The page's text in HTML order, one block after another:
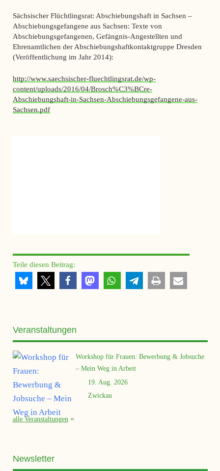
Sächsischer Flüchtlingsrat: Abschiebungshaft in Sachsen –
Abschiebungsgefangene aus Sachsen: Texte von
Abschiebungsgefangenen, Gefängnis-Angestellten und
Ehrenamtlichen der Abschiebungshaftkontaktgruppe Dresden
(Veröffentlichung im Jahr 2014):
http://www.saechsischer-fluechtlingsrat.de/wp-
content/uploads/2016/04/Brosch%C3%BCre-
Abschiebungshaft-in-Sachsen-Abschiebungsgefangene-aus-
Sachsen.pdf
Teile diesen Beitrag:
Veranstaltungen
Workshop für Frauen: Bewerbung & Jobsuche
– Mein Weg in Arbeit
19. Aug. 2026
Zwickau
alle Veranstaltungen
Newsletter